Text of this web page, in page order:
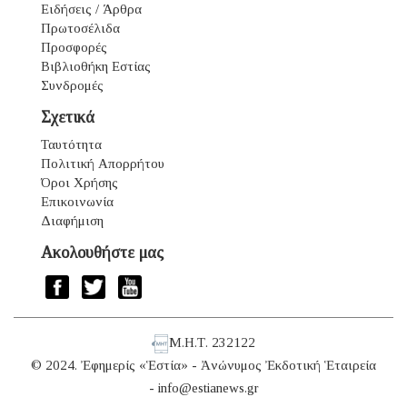
Ειδήσεις / Άρθρα
Πρωτοσέλιδα
Προσφορές
Βιβλιοθήκη Εστίας
Συνδρομές
Σχετικά
Ταυτότητα
Πολιτική Απορρήτου
Όροι Χρήσης
Επικοινωνία
Διαφήμιση
Ακολουθήστε μας
Μ.Η.Τ. 232122
© 2024. Ἐφημερίς «Ἑστία» - Ἀνώνυμος Ἐκδοτική Ἑταιρεία
- info@estianews.gr